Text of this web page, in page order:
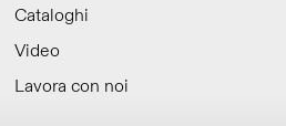
Cataloghi
Video
Lavora con noi